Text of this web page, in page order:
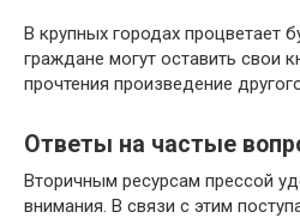
В крупных городах процветает
граждане могут оставить свои
прочтения произведение
Ответы на частые
Вторичным ресурсам прессой
внимания. В связи с этим